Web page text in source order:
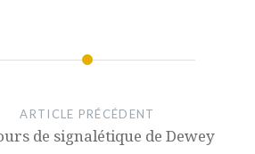
ARTICLE PRÉCÉDENT
de signalétique de Dewey